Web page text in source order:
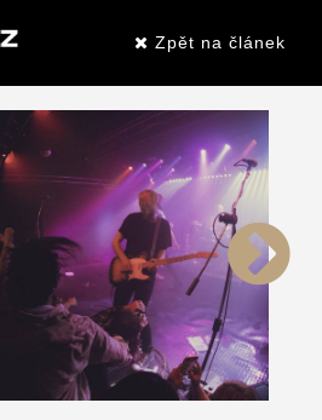
Zpět na článek